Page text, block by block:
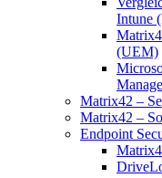
Intune
(UEM)
Matrix42 –
Matrix42 –
Endpoint